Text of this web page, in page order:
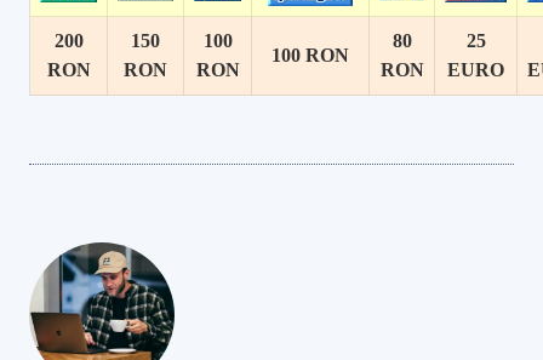
200
RON
150
RON
100
RON
100 RON
80
RON
25
EURO